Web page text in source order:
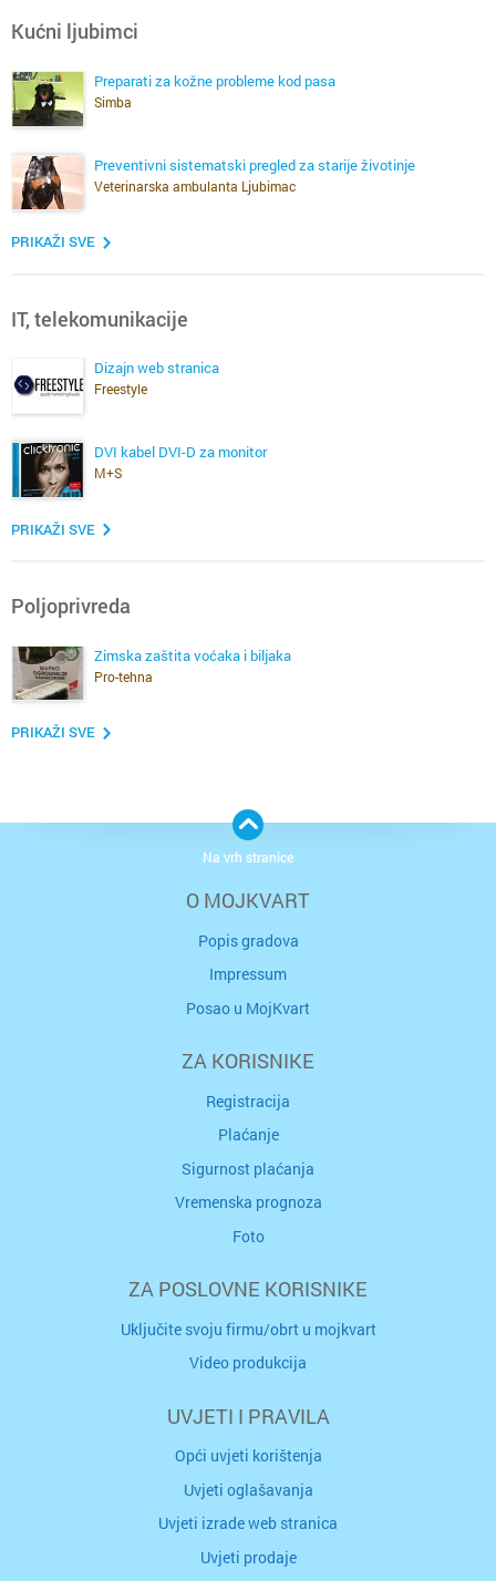
Kućni ljubimci
Preparati za kožne probleme kod pasa
Simba
Preventivni sistematski pregled za starije životinje
Veterinarska ambulanta Ljubimac
PRIKAŽI SVE
IT, telekomunikacije
Dizajn web stranica
Freestyle
DVI kabel DVI-D za monitor
M+S
PRIKAŽI SVE
Poljoprivreda
Zimska zaštita voćaka i biljaka
Pro-tehna
PRIKAŽI SVE
O MOJKVART
Popis gradova
Impressum
Posao u MojKvart
ZA KORISNIKE
Registracija
Plaćanje
Sigurnost plaćanja
Vremenska prognoza
Foto
ZA POSLOVNE KORISNIKE
Uključite svoju firmu/obrt u mojkvart
Video produkcija
UVJETI I PRAVILA
Opći uvjeti korištenja
Uvjeti oglašavanja
Uvjeti izrade web stranica
Uvjeti prodaje
Na vrh stranice